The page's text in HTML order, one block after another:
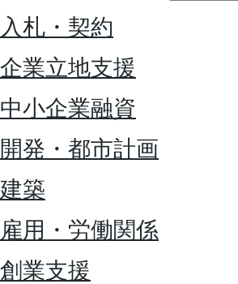
入札・契約
企業立地支援
中小企業融資
開発・都市計画
建築
雇用・労働関係
創業支援